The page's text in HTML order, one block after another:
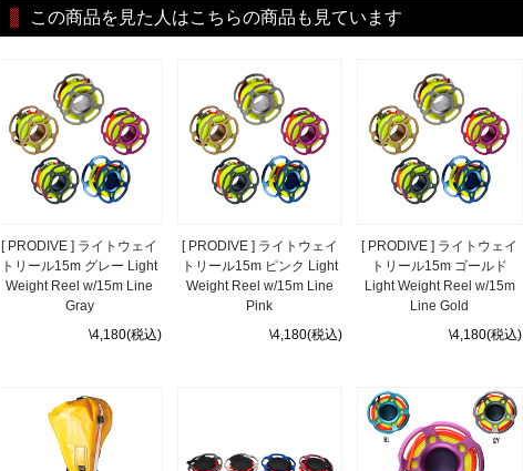
この商品を見た人はこちらの商品も見ています
[ PRODIVE ] ライトウェイ
トリール15m グレー Light
Weight Reel w/15m Line
Gray
\4,180(税込)
[ PRODIVE ] ライトウェイ
トリール15m ピンク Light
Weight Reel w/15m Line
Pink
\4,180(税込)
[ PRODIVE ] ライトウェイ
トリール15m ゴールド
Light Weight Reel w/15m
Line Gold
\4,180(税込)